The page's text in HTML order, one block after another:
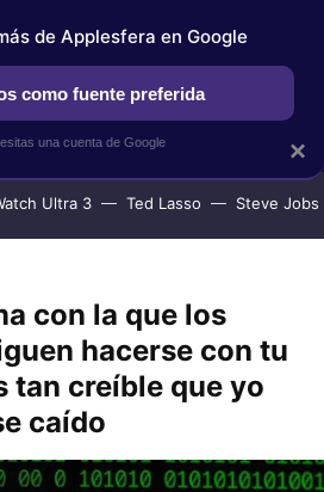
APPLESFERA SELECCIÓN
Ultra 3 Ted Lasso Steve Jobs
con la que los
hacerse con tu
tan creíble que yo
caído
×
de Applesfera en Google
como fuente preferida
una cuenta de Google